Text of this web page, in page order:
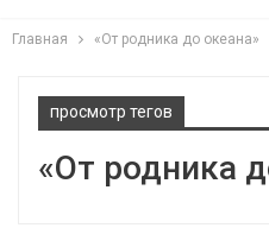
Главная «От родника до океана»
просмотр тегов
«От родника